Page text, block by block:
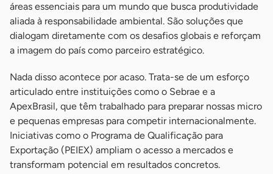
áreas essenciais para um mundo que busca produtividade
aliada à responsabilidade ambiental. São soluções que
dialogam diretamente com os desafios globais e reforçam
a imagem do país como parceiro estratégico.
Nada disso acontece por acaso. Trata-se de um esforço
articulado entre instituições como o Sebrae e a
ApexBrasil, que têm trabalhado para preparar nossas micro
e pequenas empresas para competir internacionalmente.
Iniciativas como o Programa de Qualificação para
Exportação (PEIEX) ampliam o acesso a mercados e
transformam potencial em resultados concretos.